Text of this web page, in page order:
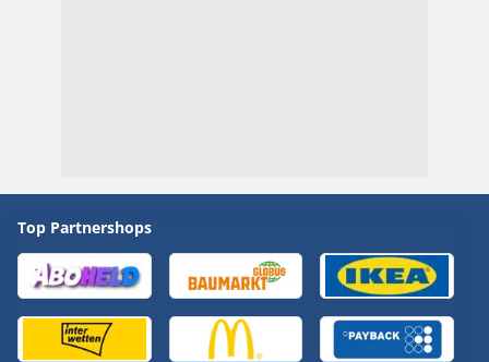
Top Partnershops